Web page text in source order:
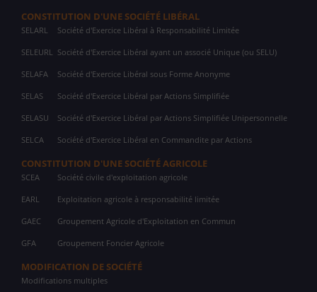
CONSTITUTION D'UNE SOCIÉTÉ LIBÉRAL
SELARL Société d'Exercice Libéral à Responsabilité Limitée
SELEURL Société d'Exercice Libéral ayant un associé Unique (ou SELU)
SELAFA Société d'Exercice Libéral sous Forme Anonyme
SELAS Société d'Exercice Libéral par Actions Simplifiée
SELASU Société d'Exercice Libéral par Actions Simplifiée Unipersonnelle
SELCA Société d'Exercice Libéral en Commandite par Actions
CONSTITUTION D'UNE SOCIÉTÉ AGRICOLE
SCEA Société civile d'exploitation agricole
EARL Exploitation agricole à responsabilité limitée
GAEC Groupement Agricole d'Exploitation en Commun
GFA Groupement Foncier Agricole
MODIFICATION DE SOCIÉTÉ
Modifications multiples